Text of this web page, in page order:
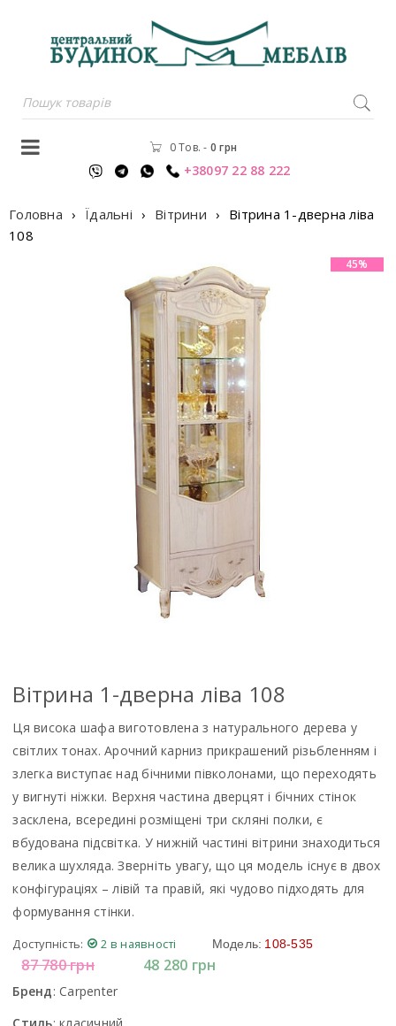
0 Тов. - 0грн
+38097 22 88 222
Головна › Їдальні › Вітрини › Вітрина 1-дверна ліва
108
45%
Вітрина 1-дверна ліва 108
Ця висока шафа виготовлена з натурального дерева у
світлих тонах. Арочний карниз прикрашений різьбленням і
злегка виступає над бічними півколонами, що переходять
у вигнуті ніжки. Верхня частина дверцят і бічних стінок
засклена, всередині розміщені три скляні полки, є
вбудована підсвітка. У нижній частині вітрини знаходиться
велика шухляда. Зверніть увагу, що ця модель існує в двох
конфігураціях – лівій та правій, які чудово підходять для
формування стінки.
Доступність: 2 в наявності Модель: 108-535
87 780грн 48 280 грн
Бренд:Carpenter